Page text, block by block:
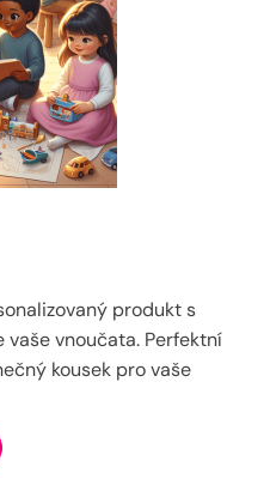
produkt s
vaše vnoučata. Perfektní
kousek pro vaše